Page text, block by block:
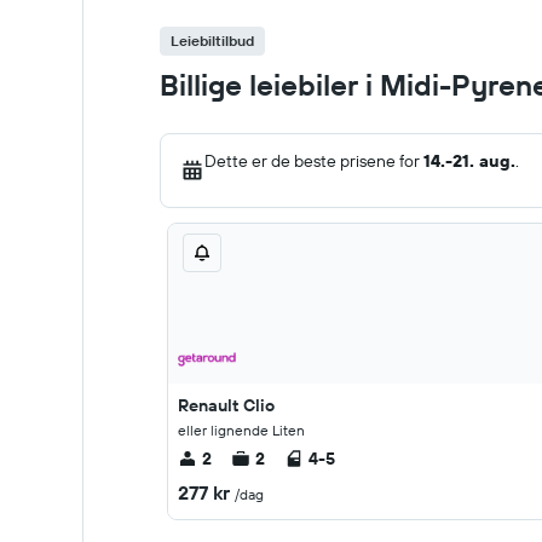
Leiebiltilbud
Billige leiebiler i Midi-
Dette er de beste prisene for14.-21. aug..
Renault Clio
eller lignende Liten
2 2 4-5
277 kr /dag